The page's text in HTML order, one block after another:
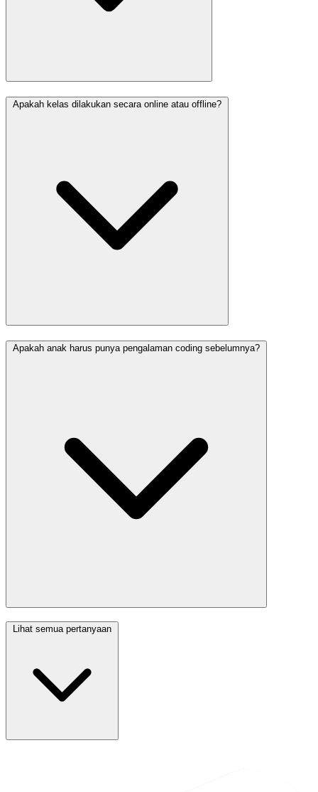
Apakah kelas dilakukan secara online atau offline?
Apakah anak harus punya pengalaman coding sebelumnya?
Lihat semua pertanyaan